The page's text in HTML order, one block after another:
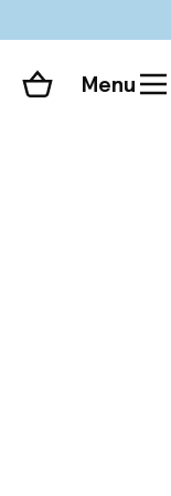
Winkelmand
Menu